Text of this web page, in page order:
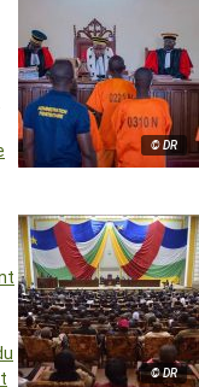
© DR
© DR